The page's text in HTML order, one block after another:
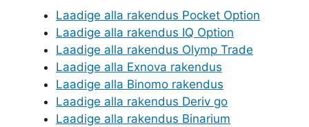
Laadige alla rakendus Pocket Option
Laadige alla rakendus IQ Option
Laadige alla rakendus Olymp Trade
Laadige alla Exnova rakendus
Laadige alla Binomo rakendus
Laadige alla rakendus Deriv go
Laadige alla rakendus Binarium